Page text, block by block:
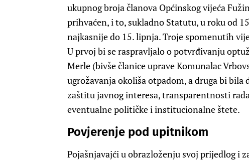
ukupnog broja članova Općinskog vijeća
prihvaćen, i to, sukladno Statutu, u roku od
najkasnije do 15. lipnja. Troje spomenutih
U prvoj bi se raspravljalo o potvrđivanju
Merle (bivše članice uprave Komunalac
ugrožavanja okoliša otpadom, a druga bi bila
zaštitu javnog interesa, transparentnosti
eventualne političke i institucionalne štete.
Povjerenje pod upitnikom
Pojašnjavajći u obrazloženju svoj prijedlog i